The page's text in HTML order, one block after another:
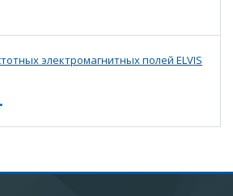
электромагнитных полей ELVIS